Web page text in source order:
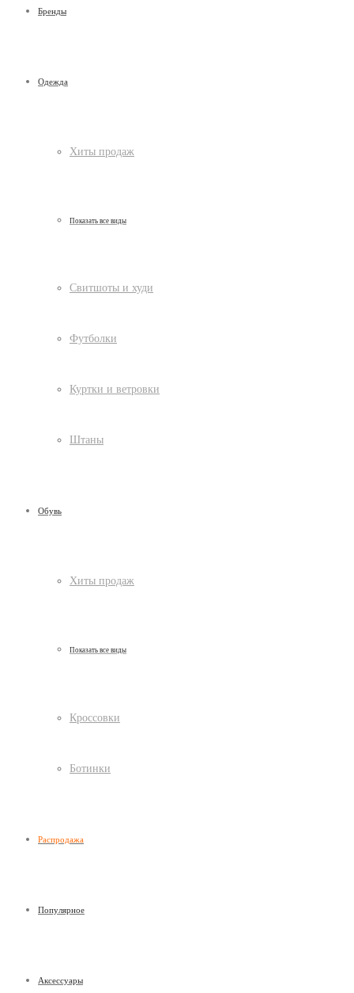
Бренды
Одежда
Хиты продаж
Показать все виды
Свитшоты и худи
Футболки
Куртки и ветровки
Штаны
Обувь
Хиты продаж
Показать все виды
Кроссовки
Ботинки
Распродажа
Популярное
Аксессуары